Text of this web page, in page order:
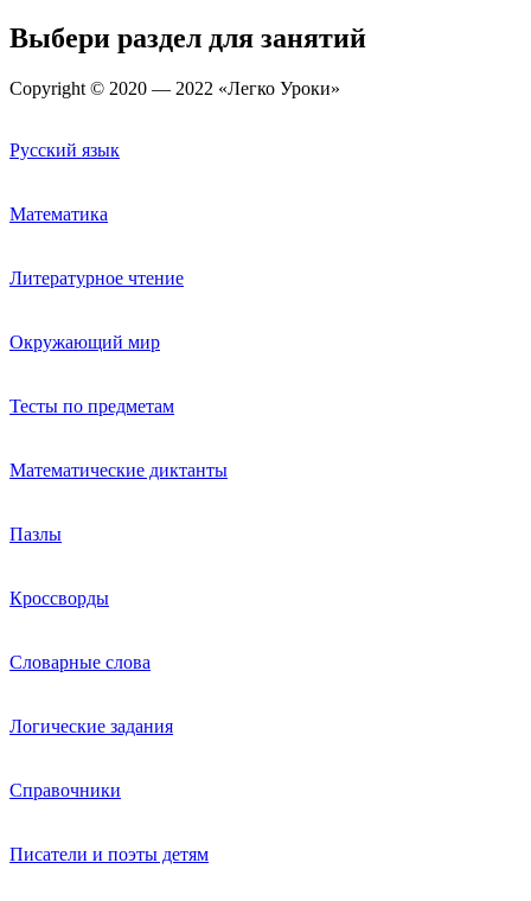
Выбери раздел для занятий
Copyright © 2020 — 2022 «Легко Уроки»
Русский язык
Математика
Литературное чтение
Окружающий мир
Тесты по предметам
Математические диктанты
Пазлы
Кроссворды
Словарные слова
Логические задания
Справочники
Писатели и поэты детям